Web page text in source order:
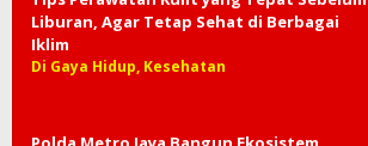
Liburan, Agar Tetap Sehat di Berbagai
Iklim
Di Gaya Hidup, Kesehatan